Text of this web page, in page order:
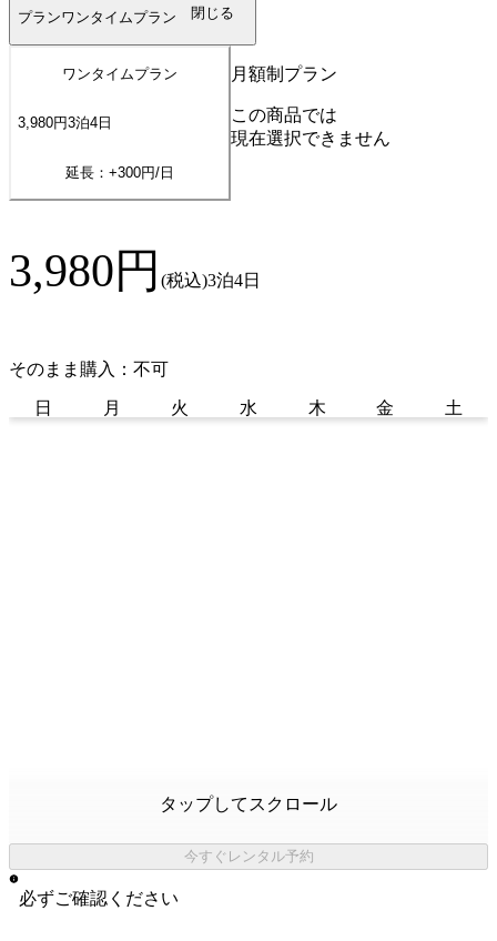
プランワンタイムプラン 閉じる
ワンタイムプラン
3,980円3泊4 日
延長：+300円/日
月額制プラン
この商品では
現在選択できません
3,980円 (税込)3泊4日
そのまま購入：不可
日 月 火 水 木 金 土
タップしてスクロール
今すぐレンタル予約
必ずご確認ください